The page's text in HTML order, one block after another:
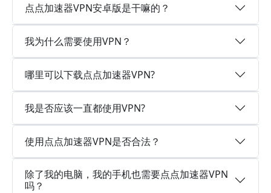
点点加速器VPN安卓版是干嘛的？
我为什么需要使用VPN？
哪里可以下载点点加速器VPN?
我是否应该一直都使用VPN?
使用点点加速器VPN是否合法？
除了我的电脑，我的手机也需要点点加速器VPN
吗？